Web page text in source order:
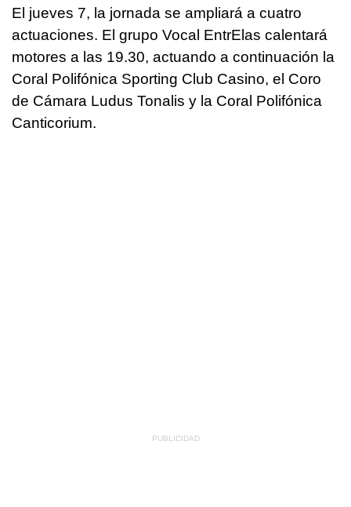
El jueves 7, la jornada se ampliará a cuatro
actuaciones. El grupo Vocal EntrElas calentará
motores a las 19.30, actuando a continuación la
Coral Polifónica Sporting Club Casino, el Coro
de Cámara Ludus Tonalis y la Coral Polifónica
Canticorium.